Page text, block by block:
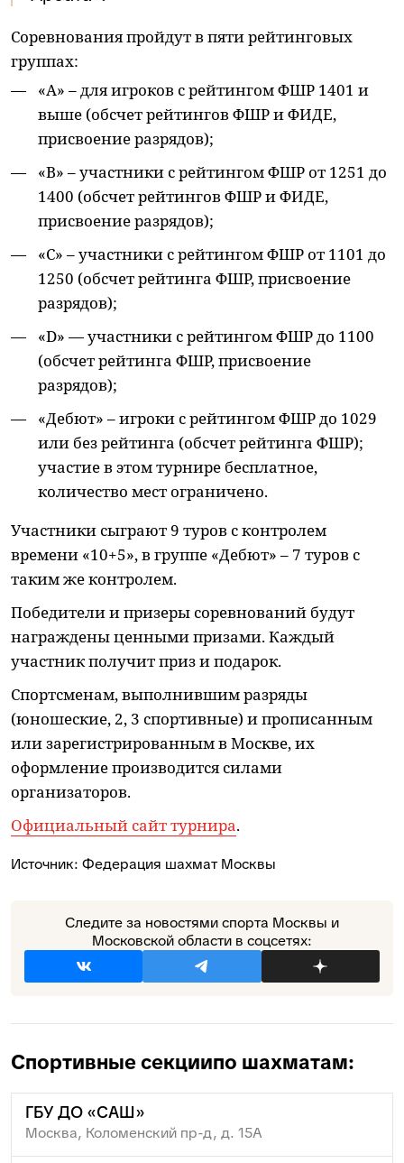
Соревнования пройдут в пяти рейтинговых
группах:
«А» – для игроков с рейтингом ФШР 1401 и
выше (обсчет рейтингов ФШР и ФИДЕ,
присвоение разрядов);
«В» – участники с рейтингом ФШР от 1251 до
1400 (обсчет рейтингов ФШР и ФИДЕ,
присвоение разрядов);
«С» – участники с рейтингом ФШР от 1101 до
1250 (обсчет рейтинга ФШР, присвоение
разрядов);
«D» — участники с рейтингом ФШР до 1100
(обсчет рейтинга ФШР, присвоение
разрядов);
«Дебют» – игроки с рейтингом ФШР до 1029
или без рейтинга (обсчет рейтинга ФШР);
участие в этом турнире бесплатное,
количество мест ограничено.
Участники сыграют 9 туров с контролем
времени «10+5», в группе «Дебют» – 7 туров с
таким же контролем.
Победители и призеры соревнований будут
награждены ценными призами. Каждый
участник получит приз и подарок.
Спортсменам, выполнившим разряды
(юношеские, 2, 3 спортивные) и прописанным
или зарегистрированным в Москве, их
оформление производится силами
организаторов.
Официальный сайт турнира.
Источник: Федерация шахмат Москвы
Следите за новостями спорта Москвы и
Московской области в соцсетях:
Спортивные секциипо шахматам:
ГБУ ДО «САШ»
Москва, Коломенский пр-д, д. 15А